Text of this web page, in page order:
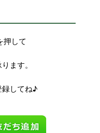
押して
ます。
録してね♪